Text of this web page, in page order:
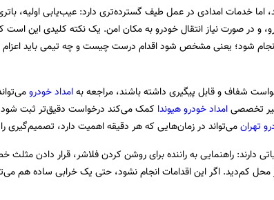
خدمات امدادی در عمل طیف گسترده‌تری دارد: عیب‌یابی اولیه،
در صورت نیاز انتقال خودرو به مکان امن. یک نکته کلیدی این
انجام شود؛ یعنی مشخص شود اقدام درست چیست و چه تیمی باید
شفاف و قابل پیگیری داشته باشند، مراجعه بهامداد خودرو
تخصصیامداد خودرو هیوندا کمک می‌کند درخواست دقیق‌تر ثبت شود.
تهرانمی‌تواند در زمان‌هایی که هر دقیقه اهمیت دارد، تصمیم‌گیری
دارند: راهنمایی به راننده برای روشن کردن فلاشر، قرار دادن مثلث
محل کم‌دید. اگر این اقدامات انجام نشود، حتی یک خرابی ساده هم